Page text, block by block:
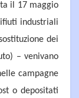
il 17 maggio
industriali
dei
– venivano
campagne
o depositati